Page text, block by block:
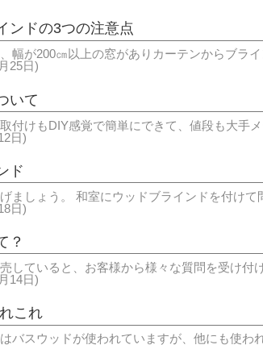
ンドの3つの注意点
幅が200㎝以上の窓がありカーテンからブラ
25日)
いて
付けもDIY感覚で簡単にできて、値段も大手
日)
ド
ましょう。 和室にウッドブラインドを付け
日)
？
していると、お客様から様々な質問を受け付
14日)
これ
バスウッドが使われていますが、他にも使